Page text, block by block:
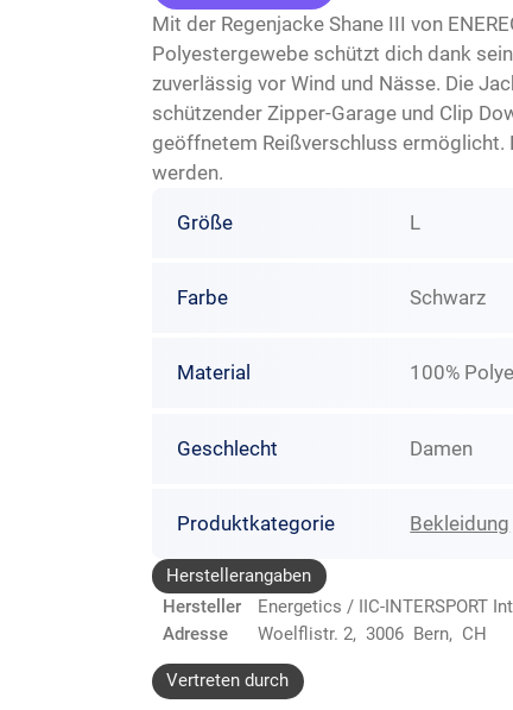
Mit der Regenjacke Shane III von
Polyestergewebe schützt dich dank
zuverlässig vor Wind und Nässe. Die
schützender Zipper-Garage und Clip
geöffnetem Reißverschluss ermöglicht.
werden.
Größe L
Farbe Schwarz
Material 100%
Geschlecht Damen
Produktkategorie Bekleidung
Herstellerangaben
Hersteller
Energetics / IIC-INTERSPORT
Adresse
Woelflistr. 2, 3006 Bern, CH
Vertreten durch